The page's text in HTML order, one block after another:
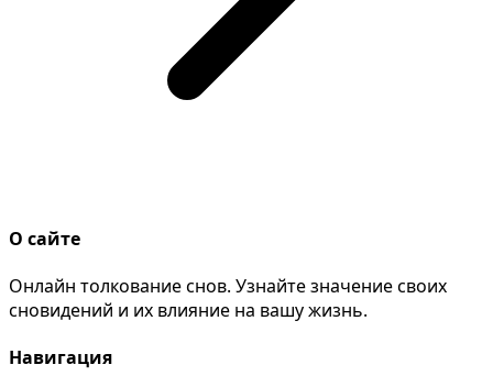
О сайте
Онлайн толкование снов. Узнайте значение своих
сновидений и их влияние на вашу жизнь.
Навигация